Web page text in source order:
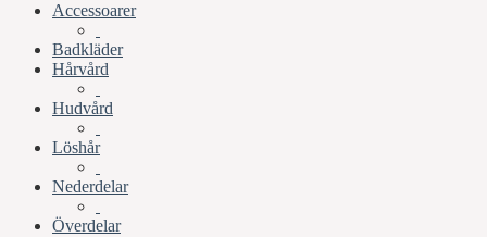
Accessoarer
Badkläder
Hårvård
Hudvård
Löshår
Nederdelar
Överdelar